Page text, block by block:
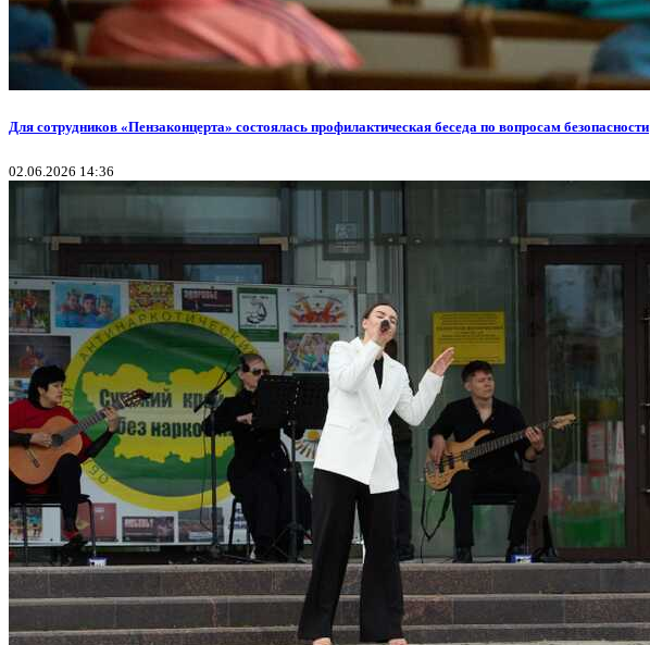
Для сотрудников «Пензаконцерта» состоялась профилактическая беседа по вопросам безопасности
02.06.2026 14:36